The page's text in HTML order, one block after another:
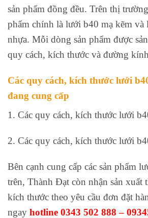
sản phẩm đồng đều. Trên thị
phẩm chính là lưới b40 mạ kẽm và
nhựa. Mỗi dòng sản phẩm được
quy cách, kích thước và đường
Các quy cách, kích thước lưới
đang cung cấp
1. Các quy cách, kích thước lưới
2. Các quy cách, kích thước lưới
Bên cạnh cung cấp các sản phẩm
trên, Thành Đạt còn nhận sản xuất
kích thước theo yêu cầu đơn đặt
ngay hotline 0343 502 888 –